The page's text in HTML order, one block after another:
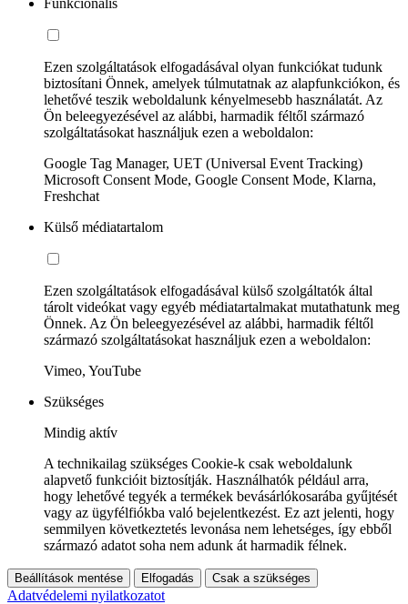
Ezen szolgáltatások elfogadásával olyan funkciókat tudunk
biztosítani Önnek, amelyek túlmutatnak az alapfunkciókon, és
lehetővé teszik weboldalunk kényelmesebb használatát. Az
Ön beleegyezésével az alábbi, harmadik féltől származó
szolgáltatásokat használjuk ezen a weboldalon:
Google Tag Manager, UET (Universal Event Tracking)
Microsoft Consent Mode, Google Consent Mode, Klarna,
Freshchat
Külső médiatartalom
Ezen szolgáltatások elfogadásával külső szolgáltatók által
tárolt videókat vagy egyéb médiatartalmakat mutathatunk meg
Önnek. Az Ön beleegyezésével az alábbi, harmadik féltől
származó szolgáltatásokat használjuk ezen a weboldalon:
Vimeo, YouTube
Szükséges
Mindig aktív
A technikailag szükséges Cookie-k csak weboldalunk
alapvető funkcióit biztosítják. Használhatók például arra,
hogy lehetővé tegyék a termékek bevásárlókosarába gyűjtését
vagy az ügyfélfiókba való bejelentkezést. Ez azt jelenti, hogy
semmilyen következtetés levonása nem lehetséges, így ebből
származó adatot soha nem adunk át harmadik félnek.
Beállítások mentése Elfogadás Csak a szükséges
Adatvédelemi nyilatkozatot